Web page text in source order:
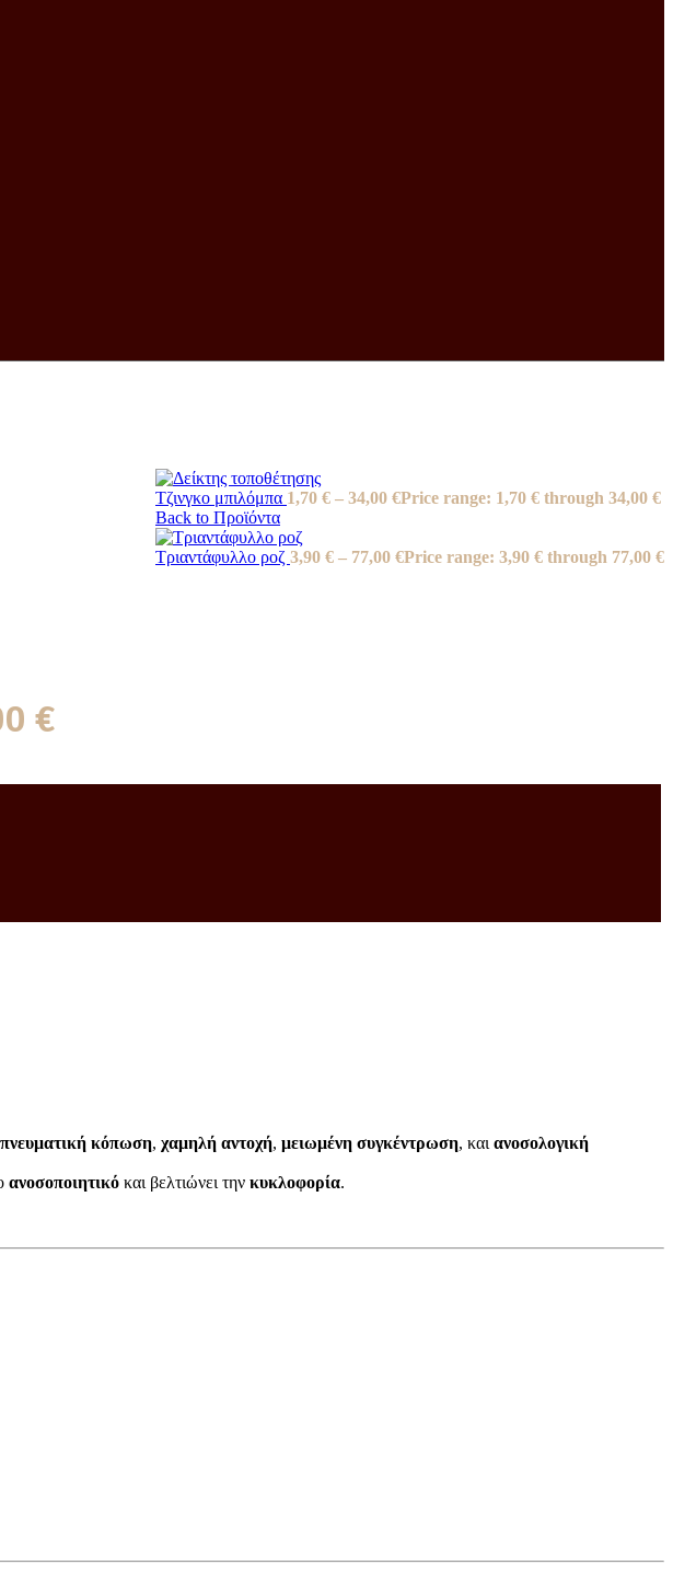
Τζινγκο μπιλόμπα 1,70 € – 34,00 €Price range: 1,70 € through 34,00 €
Back to Προϊόντα
Τριαντάφυλλο ροζ 3,90 € – 77,00 €Price range: 3,90 € through 77,00 €
€
πνευματική κόπωση, χαμηλή αντοχή, μειωμένη συγκέντρωση, και ανοσολογική
ανοσοποιητικό και βελτιώνει την κυκλοφορία.